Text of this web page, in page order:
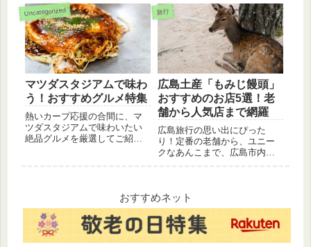
口健など、歴史を塗り替えた
10人の挑戦。命を懸けた登頂
記録と、胸を打つ情熱のスト
ーリーを
院やアユタヤ遺跡などの歴史
的名所から、話題の絶景スポ
ットまで、初めてのタイ旅行
でも役立つ情報を詳しく解説
します。
Uncategorized
マツダスタジアムで味わ
う！おすすめグルメ特集
熱いカープ応援の合間に、マ
ツダスタジアムで味わいたい
絶品グルメを厳選してご紹
は、ぜひ参考にしてみてくだ
旅行
広島土産「もみじ饅頭」
おすすめのお店5選！老
舗から人気店まで網羅
広島旅行の思い出にぴった
り！定番の老舗から、ユニー
クなあんこまで、広島市内で
おすすめネット